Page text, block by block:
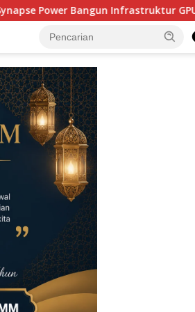
GPU dan Pendidikan AI untuk Masa